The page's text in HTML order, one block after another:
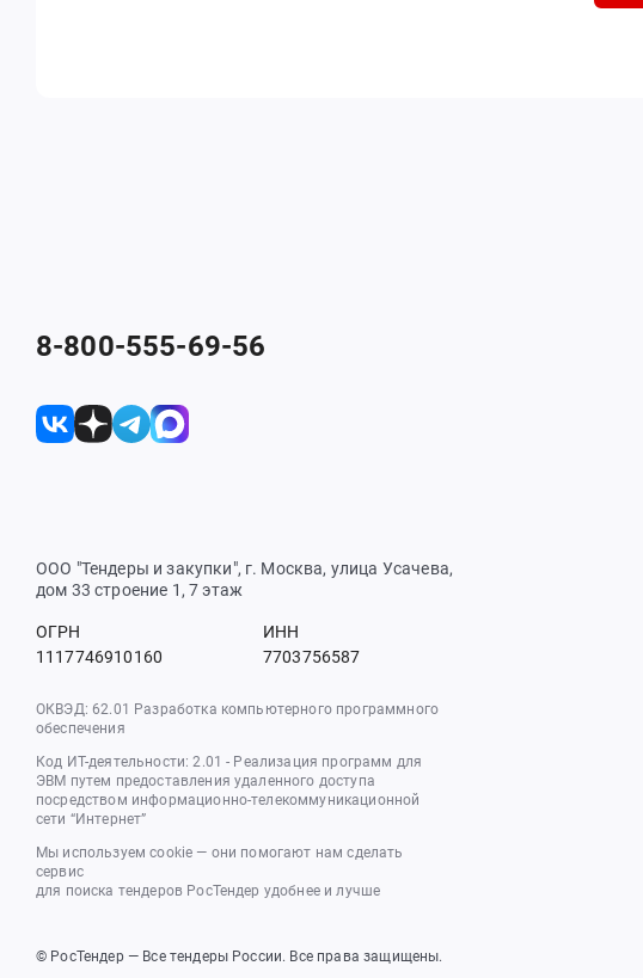
8-800-555-69-56
ООО "Тендеры и закупки", г. Москва, улица Усачева,
дом 33 строение 1, 7 этаж
ОГРН
1117746910160
ИНН
7703756587
ОКВЭД: 62.01 Разработка компьютерного программного
обеспечения
Код ИТ-деятельности: 2.01 - Реализация программ для
ЭВМ путем предоставления удаленного доступа
посредством информационно-телекоммуникационной
сети “Интернет”
Мы используем cookie — они помогают нам сделать
сервис
для поиска тендеров РосТендер удобнее и лучше
© РосТендер — Все тендеры России. Все права защищены.